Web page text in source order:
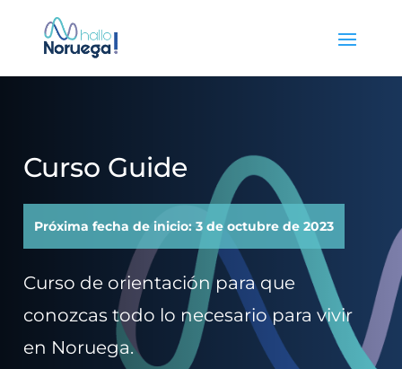
Curso Guide
Próxima fecha de inicio: 3 de octubre de 2023
Curso de orientación para que
conozcas todo lo necesario para vivir
en Noruega.